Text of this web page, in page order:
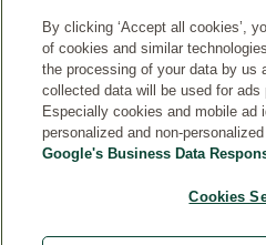
By clicking ‘Accept all cookies’,
of cookies and similar
the processing of your data by us
collected data will be used for ads
Especially cookies and mobile ad
personalized and non-
Google's Business Data
Cookies